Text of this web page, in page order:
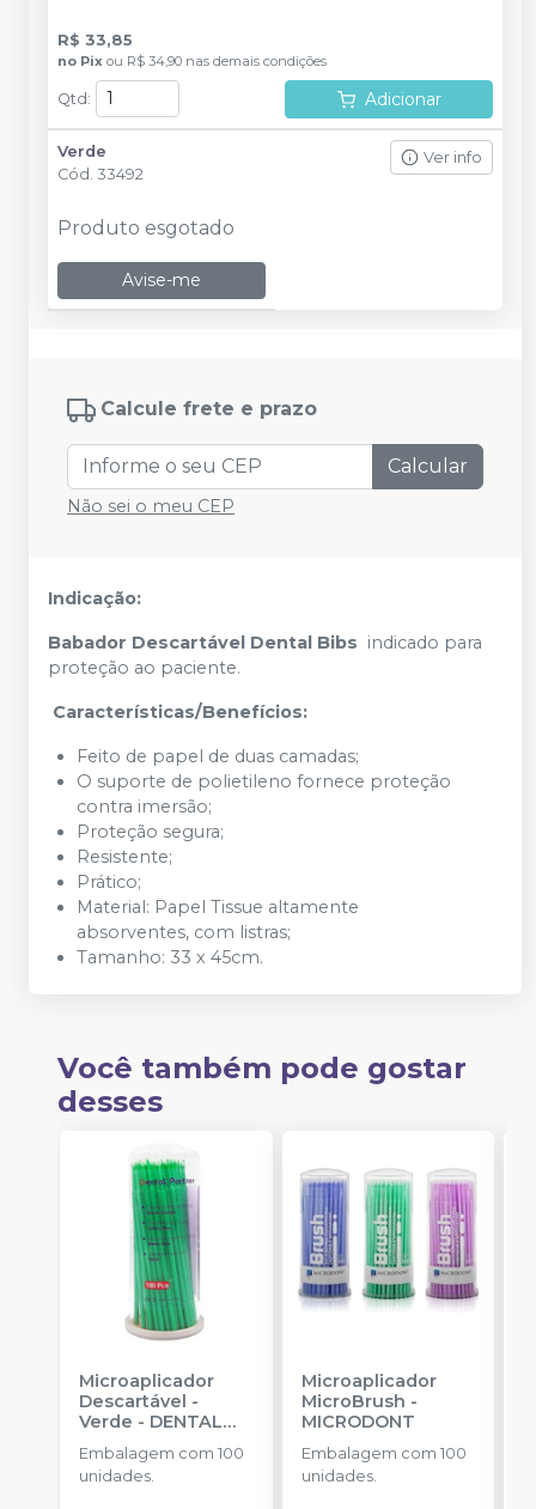
R$ 33,85
no Pix ou R$ 34,90 nas demais condições
Qtd : Adicionar
Verde
Cód. 33492
Ver info
Produto esgotado
Avise-me
Calcule frete e prazo
Calcular
Não sei o meu CEP
Indicação:
Babador Descartável Dental Bibs indicado para
proteção ao paciente.
Características/Benefícios:
Feito de papel de duas camadas;
O suporte de polietileno fornece proteção
contra imersão;
Proteção segura;
Resistente;
Prático;
Material: Papel Tissue altamente
absorventes, com listras;
Tamanho: 33 x 45cm.
Você também pode gostar
desses
Microaplicador
Descartável -
Verde - DENTAL
Embalagem com 100
unidades.
Microaplicador
MicroBrush -
MICRODONT
Embalagem com 100
unidades.